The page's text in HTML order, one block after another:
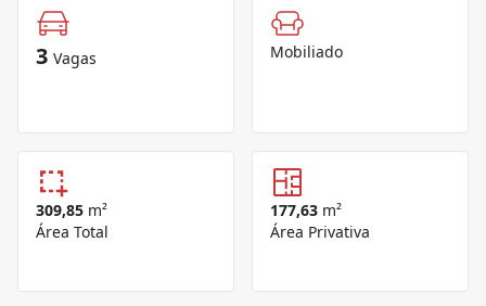
3 Vagas Mobiliado
309,85 m²
Área Total
177,63 m²
Área Privativa